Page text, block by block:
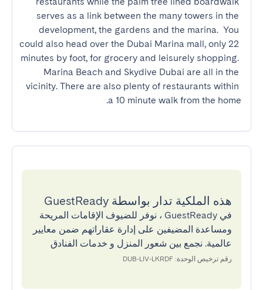
serves as a link between the many towers in the
development, the gardens and the marina.  You
could also head over the Dubai Marina mall, only 22
minutes by foot, for grocery and leisurely shopping.
Marina Beach and Skydive Dubai are all in the
vicinity. There are also plenty of restaurants within
a 10 minute walk from the home.
هذه الملكية تدار بواسطة GuestReady
في GuestReady ، نوفر للضيوف الإقامات المريحة
ومساعدة المضيفين على إدارة عقاراتهم ضمن معايير
عالمية. نجمع بين شعور المنزل و خدمات الفنادق
رقم ترخيص الوحدة: DUB-LIV-LKRDF